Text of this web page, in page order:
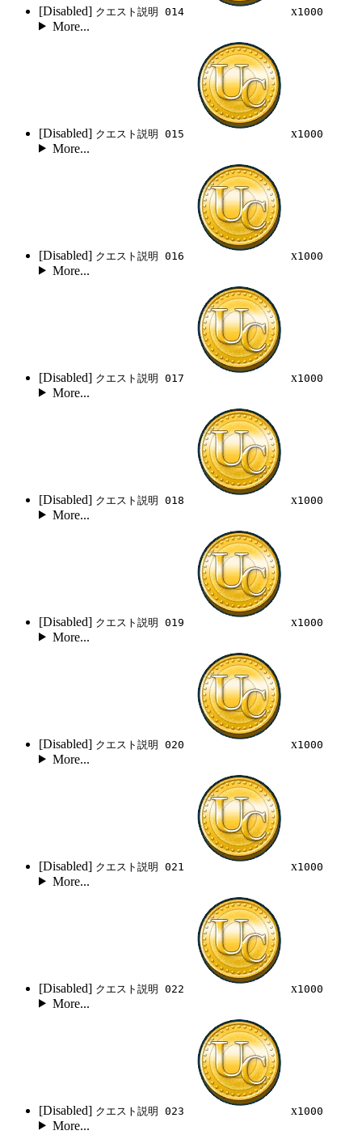
[Disabled] クエスト説明 014 x1000
More...
[Disabled] クエスト説明 015 x1000
More...
[Disabled] クエスト説明 016 x1000
More...
[Disabled] クエスト説明 017 x1000
More...
[Disabled] クエスト説明 018 x1000
More...
[Disabled] クエスト説明 019 x1000
More...
[Disabled] クエスト説明 020 x1000
More...
[Disabled] クエスト説明 021 x1000
More...
[Disabled] クエスト説明 022 x1000
More...
[Disabled] クエスト説明 023 x1000
More...